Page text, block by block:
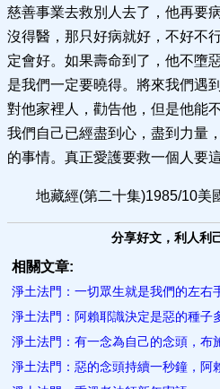
慈善事業去救別人去了，他再要
沒得醫，那只好病就好，不好不
定會好。如果壽命到了，他不墮
是我們一定要曉得。將來我們遇
對他家裡人，勸告他，但是他能
我們自己已經盡到心，盡到力量
的事情。真正愛護要救一個人要
地藏經(第二十集)1985/10美
分享好文，利人利
相關文章:
淨土法門：一切眾生就是我們的左右
淨土法門：阿賴耶識決定是惡的種子
淨土法門：有一念為自己的念頭，布
淨土法門：惡的念頭持續一秒鐘，阿